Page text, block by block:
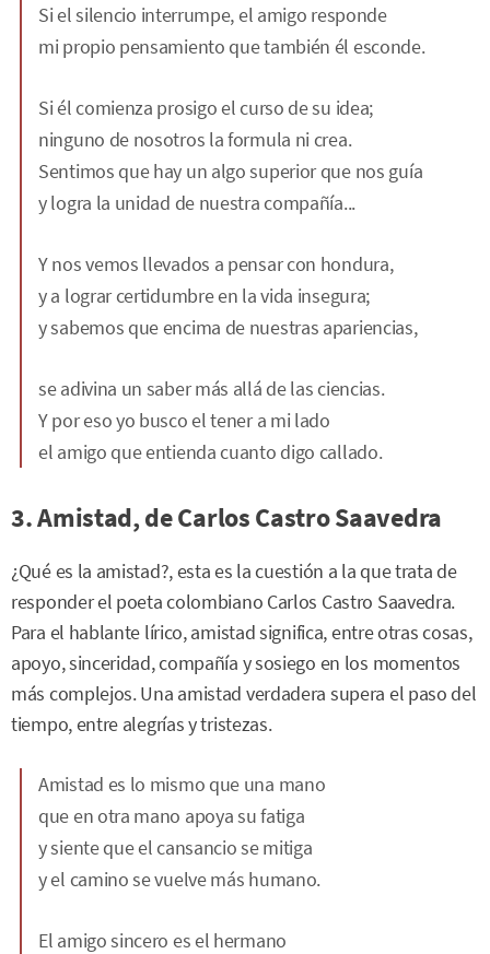
Si el silencio interrumpe, el amigo responde
mi propio pensamiento que también él esconde.
Si él comienza prosigo el curso de su idea;
ninguno de nosotros la formula ni crea.
Sentimos que hay un algo superior que nos guía
y logra la unidad de nuestra compañía...
Y nos vemos llevados a pensar con hondura,
y a lograr certidumbre en la vida insegura;
y sabemos que encima de nuestras apariencias,
se adivina un saber más allá de las ciencias.
Y por eso yo busco el tener a mi lado
el amigo que entienda cuanto digo callado.
3. Amistad, de Carlos Castro Saavedra
¿Qué es la amistad?, esta es la cuestión a la que trata de
responder el poeta colombiano Carlos Castro Saavedra.
Para el hablante lírico, amistad significa, entre otras cosas,
apoyo, sinceridad, compañía y sosiego en los momentos
más complejos. Una amistad verdadera supera el paso del
tiempo, entre alegrías y tristezas.
Amistad es lo mismo que una mano
que en otra mano apoya su fatiga
y siente que el cansancio se mitiga
y el camino se vuelve más humano.
El amigo sincero es el hermano